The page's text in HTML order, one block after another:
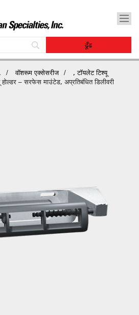
वॉशरूम एक्सेसरीज
, टॉयलेट टिश्यू
– सरफेस माउंटेड, अप्रतिबंधित डिलीवरी